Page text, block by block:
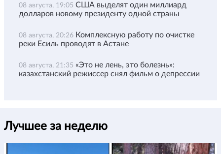
08 августа, 19:05 США выделят один миллиард
долларов новому президенту одной страны
08 августа, 20:26 Комплексную работу по очистке
реки Есиль проводят в Астане
08 августа, 21:35 «Это не лень, это болезнь»:
казахстанский режиссер снял фильм о депрессии
Лучшее за неделю